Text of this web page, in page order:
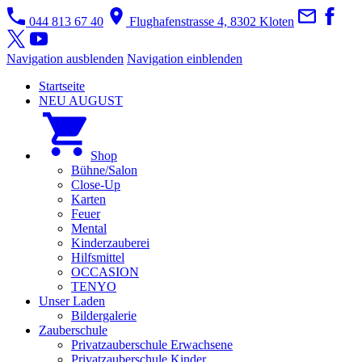
044 813 67 40 Flughafenstrasse 4, 8302 Kloten
Navigation ausblenden Navigation einblenden
Startseite
NEU AUGUST
Shop
Bühne/Salon
Close-Up
Karten
Feuer
Mental
Kinderzauberei
Hilfsmittel
OCCASION
TENYO
Unser Laden
Bildergalerie
Zauberschule
Privatzauberschule Erwachsene
Privatzauberschule Kinder